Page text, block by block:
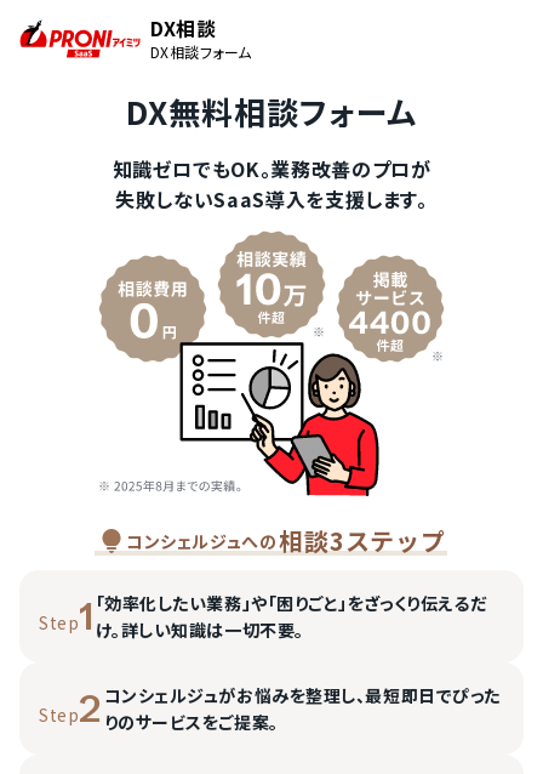
DX相談
DX相談フォーム
DX無料相談フォーム
知識ゼロでもOK。業務改善のプロが
失敗しないSaaS導入を支援します。
コンシェルジュへの相談3ステップ
Step1 「効率化したい業務」や「困りごと」をざっくり伝えるだ
け。詳しい知識は一切不要。
Step2 コンシェルジュがお悩みを整理し、最短即日でぴった
りのサービスをご提案。